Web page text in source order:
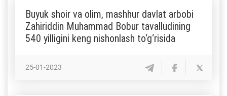
Buyuk shoir va olim, mashhur davlat arbobi
Zahiriddin Muhammad Bobur tavalludining
540 yilligini keng nishonlash to‘g‘risida
25-01-2023